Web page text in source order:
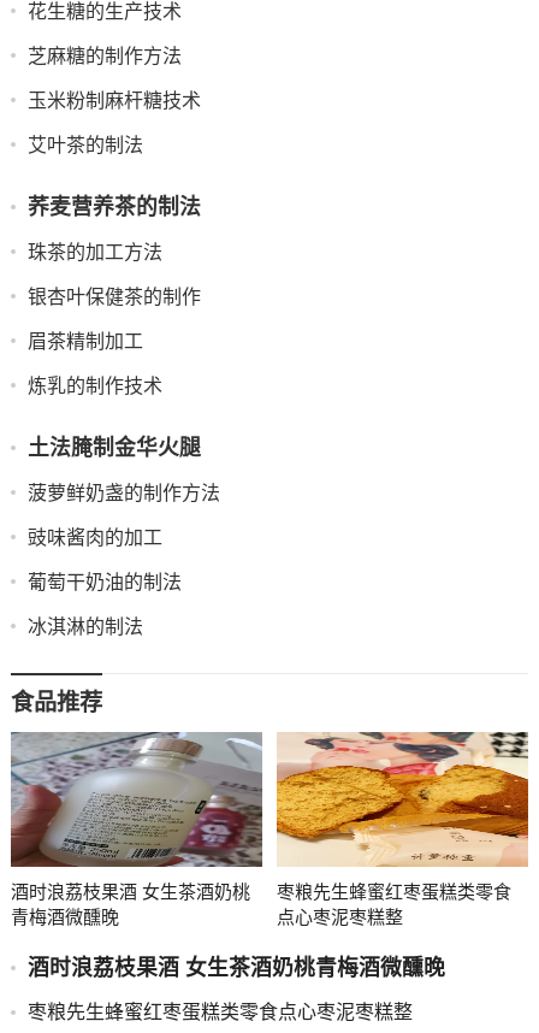
花生糖的生产技术
芝麻糖的制作方法
玉米粉制麻杆糖技术
艾叶茶的制法
荞麦营养茶的制法
珠茶的加工方法
银杏叶保健茶的制作
眉茶精制加工
炼乳的制作技术
土法腌制金华火腿
菠萝鲜奶盏的制作方法
豉味酱肉的加工
葡萄干奶油的制法
冰淇淋的制法
食品推荐
酒时浪荔枝果酒 女生茶酒奶桃
青梅酒微醺晚
枣粮先生蜂蜜红枣蛋糕类零食
点心枣泥枣糕整
酒时浪荔枝果酒 女生茶酒奶桃青梅酒微醺晚
枣粮先生蜂蜜红枣蛋糕类零食点心枣泥枣糕整